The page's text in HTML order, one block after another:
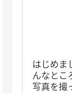
はじめま
んなとこ
写真を撮